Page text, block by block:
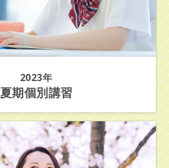
2023年
夏期個別講習